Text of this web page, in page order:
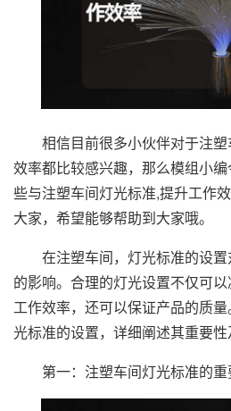
相信目前很多小伙伴对于注
效率都比较感兴趣，那么模组小
些与注塑车间灯光标准,提升工作
大家，希望能够帮助到大家哦。
在注塑车间，灯光标准的设
的影响。合理的灯光设置不仅可
工作效率，还可以保证产品的质
光标准的设置，详细阐述其重要性
第一：注塑车间灯光标准的重